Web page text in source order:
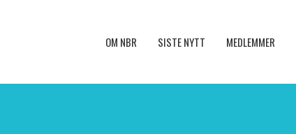
OM NBR SISTE NYTT MEDLEMMER